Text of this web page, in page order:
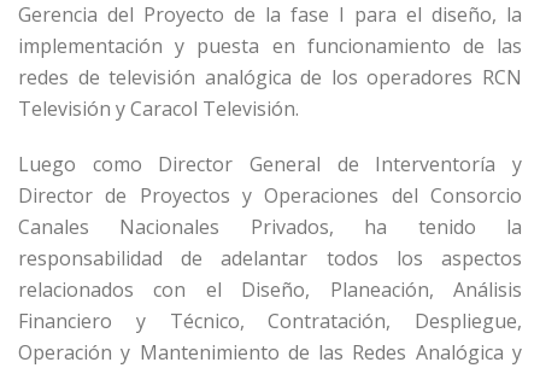
Gerencia del Proyecto de la fase I para el diseño, la
implementación y puesta en funcionamiento de las
redes de televisión analógica de los operadores RCN
Televisión y Caracol Televisión.
Luego como Director General de Interventoría y
Director de Proyectos y Operaciones del Consorcio
Canales Nacionales Privados, ha tenido la
responsabilidad de adelantar todos los aspectos
relacionados con el Diseño, Planeación, Análisis
Financiero y Técnico, Contratación, Despliegue,
Operación y Mantenimiento de las Redes Analógica y